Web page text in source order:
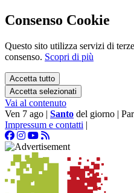
Consenso Cookie
Questo sito utilizza servizi di
consenso. Scopri di più
Accetta tutto
Accetta selezionati
Vai al contenuto
Ven 7 ago | Santo del giorno |
Impressum e contatti |